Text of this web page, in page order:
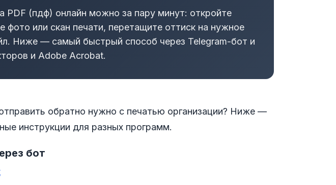
PDF (пдф) онлайн можно за пару минут: откройте
фото или скан печати, перетащите оттиск на нужное
Ниже — самый быстрый способ через Telegram-бот и
и Adobe Acrobat.
обратно нужно с печатью организации? Ниже —
инструкции для разных программ.
бот